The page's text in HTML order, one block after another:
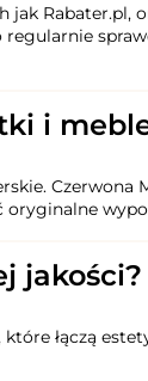
Rabater.pl,
i
Czerwona
jakości?
łączą